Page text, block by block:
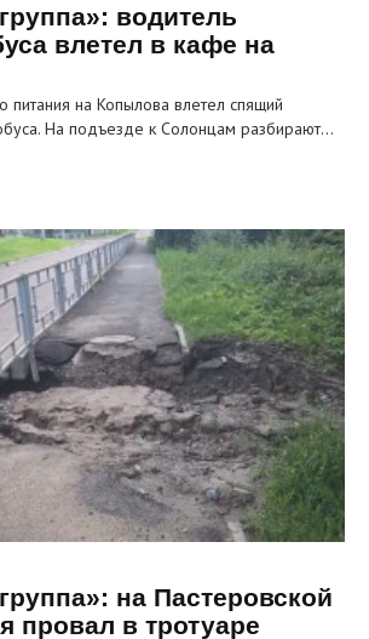
водитель
влетел в кафе на
питания на Копылова влетел спящий
На подъезде к Солонцам разбирают…
на Пастеровской
провал в тротуаре